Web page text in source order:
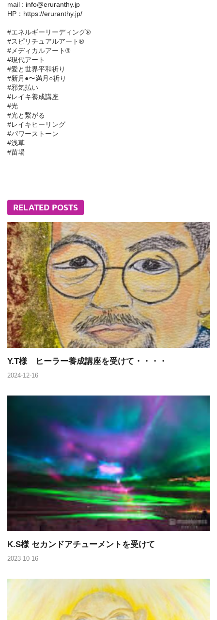
mail : info@eruranthy.jp
HP： https://eruranthy.jp/
#エネルギーリーディング®︎
#スピリチュアルアート®︎
#メディカルアート®︎
#現代アート
#愛と世界平和祈り
#新月●〜満月○祈り
#邪気払い
#レイキ養成講座
#光
#光と繋がる
#レイキヒーリング
#パワーストーン
#浅草
#苗場
RELATED POSTS
Y.T様 ヒーラー養成講座を受けて・・・・
2024-12-16
K.S様 セカンドアチューメントを受けて
2023-10-16